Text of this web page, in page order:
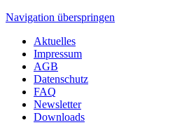
Navigation überspringen
Aktuelles
Impressum
AGB
Datenschutz
FAQ
Newsletter
Downloads